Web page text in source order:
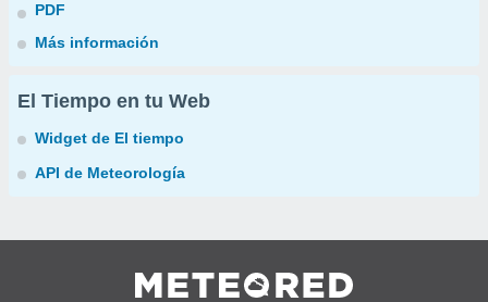
PDF
Más información
El Tiempo en tu Web
Widget de El tiempo
API de Meteorología